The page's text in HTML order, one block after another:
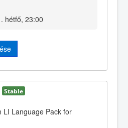
hétfő, 23:00
Stable
LI Language Pack for